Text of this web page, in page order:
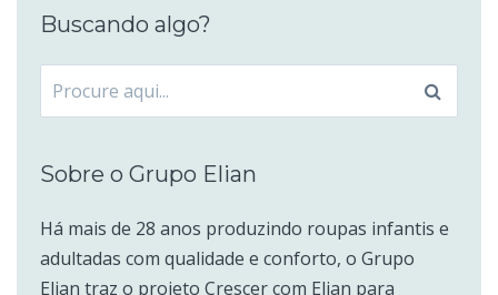
Buscando algo?
Procurar
por:
Sobre o Grupo Elian
Há mais de 28 anos produzindo roupas infantis e
adultadas com qualidade e conforto, o Grupo
Elian traz o projeto Crescer com Elian para